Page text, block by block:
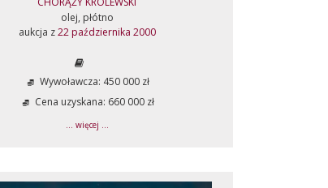
olej, płótno
aukcja z22 października 2000
Wywoławcza: 450 000 zł
Cena uzyskana: 660 000 zł
... więcej ...